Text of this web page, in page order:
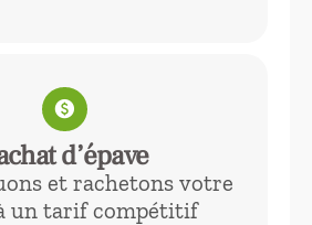
paid
d’épave
et rachetons votre
un tarif compétitif